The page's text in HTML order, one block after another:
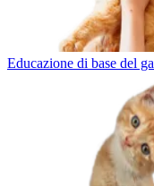
Educazione di base del